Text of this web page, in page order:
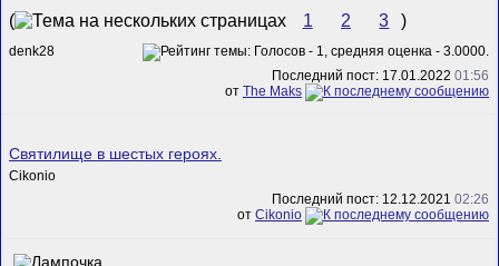
( 1 2 3 )
denk28
Последний пост: 17.01.2022 01:56
от The Maks
Святилище в шестых героях.
Cikonio
Последний пост: 12.12.2021 02:26
от Cikonio